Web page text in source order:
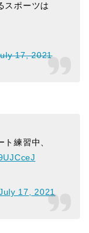
スポーツは
17, 2021
練習中、
17, 2021